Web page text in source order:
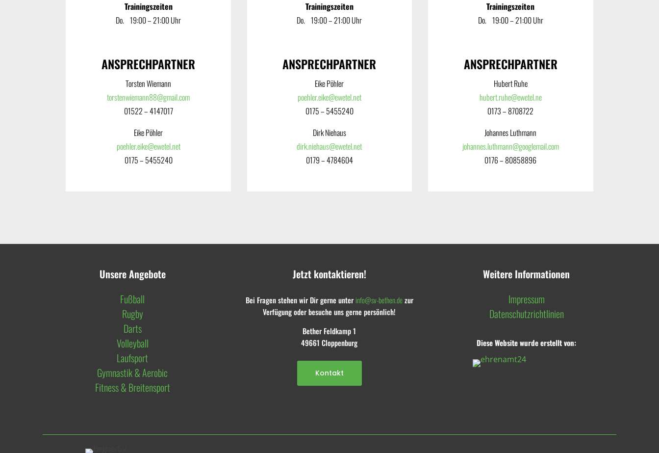
Trainingszeiten
Do. ‎ ‎ ‎ 19:00 – 21:00 Uhr
ANSPRECHPARTNER
Torsten Wiemann
torstenwiemann88@gmail.com
01522 – 4147017
Eike Pöhler
poehler.eike@ewetel.net
0175 – 5455240
Trainingszeiten
Do. ‎ ‎ ‎ 19:00 – 21:00 Uhr
ANSPRECHPARTNER
Eike Pöhler
poehler.eike@ewetel.net
0175 – 5455240
Dirk Niehaus
dirk.niehaus@ewetel.net
0179 – 4784604
Trainingszeiten
Do. ‎ ‎ ‎ 19:00 – 21:00 Uhr
ANSPRECHPARTNER
Hubert Ruhe
hubert.ruhe@ewetel.ne
0173 – 8708722
Johannes Luthmann
johannes.luthmann@googlemail.com
0176 – 80858896
Unsere Angebote
Fußball
Rugby
Darts
Volleyball
Laufsport
Gymnastik & Aerobic
Fitness & Breitensport
Jetzt kontaktieren!
Bei Fragen stehen wir Dir gerne unter info@sv-bethen.dezur
Verfügung oder besuche uns gerne persönlich!
Bether Feldkamp 1
49661 Cloppenburg
Kontakt
Weitere Informationen
Impressum
Datenschutzrichtlinien
Diese Website wurde erstellt von: